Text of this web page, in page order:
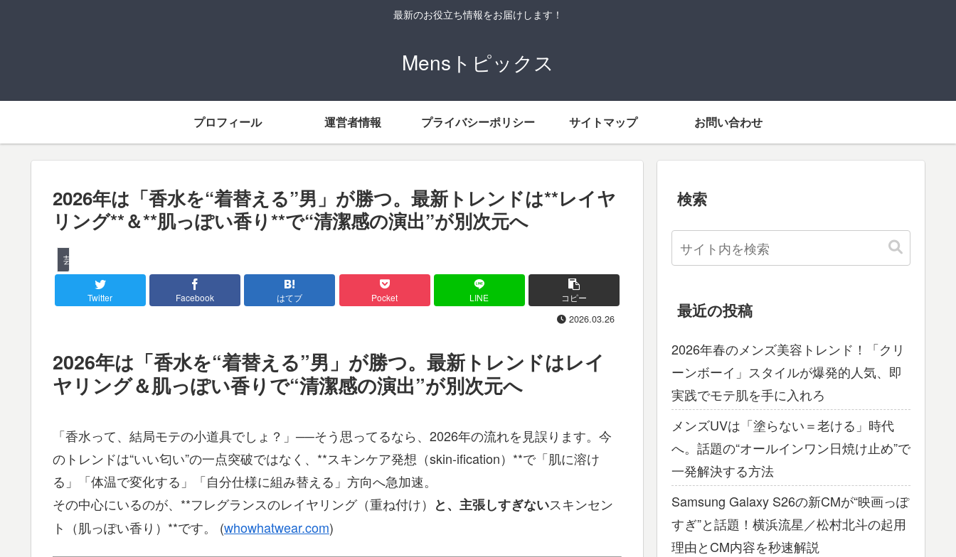
最新のお役立ち情報をお届けします！
Mensトピックス
プロフィール 運営者情報 プライバシーポリシー サイトマップ お問い合わせ
2026年は「香水を“着替える”男」が勝つ。最新トレンドは**レイヤ
リング**＆**肌っぽい香り**で“清潔感の演出”が別次元へ
芸能
Twitter Facebook はてブ Pocket LINE コピー
2026.03.26
2026年は「香水を“着替える”男」が勝つ。最新トレンドはレイ
ヤリング＆肌っぽい香りで“清潔感の演出”が別次元へ
「香水って、結局モテの小道具でしょ？」──そう思ってるなら、2026年の流れを見誤ります。今
のトレンドは“いい匂い”の一点突破ではなく、**スキンケア発想（skin-ification）**で「肌に溶け
る」「体温で変化する」「自分仕様に組み替える」方向へ急加速。
その中心にいるのが、**フレグランスのレイヤリング（重ね付け） と、主張しすぎないスキンセン
ト（肌っぽい香り）**です。 (whowhatwear.com)
検索
最近の投稿
2026年春のメンズ美容トレンド！「クリ
ーンボーイ」スタイルが爆発的人気、即
実践でモテ肌を手に入れろ
メンズUVは「塗らない＝老ける」時代
へ。話題の“オールインワン日焼け止め”で
一発解決する方法
Samsung Galaxy S26の新CMが“映画っぽ
すぎ”と話題！横浜流星／松村北斗の起用
理由とCM内容を秒速解説